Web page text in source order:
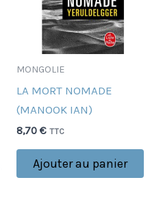
MONGOLIE
LA MORT NOMADE
(MANOOK IAN)
8,70 € TTC
Ajouter au panier